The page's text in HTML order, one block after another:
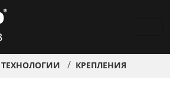
ТЕХНОЛОГИИ КРЕПЛЕНИЯ